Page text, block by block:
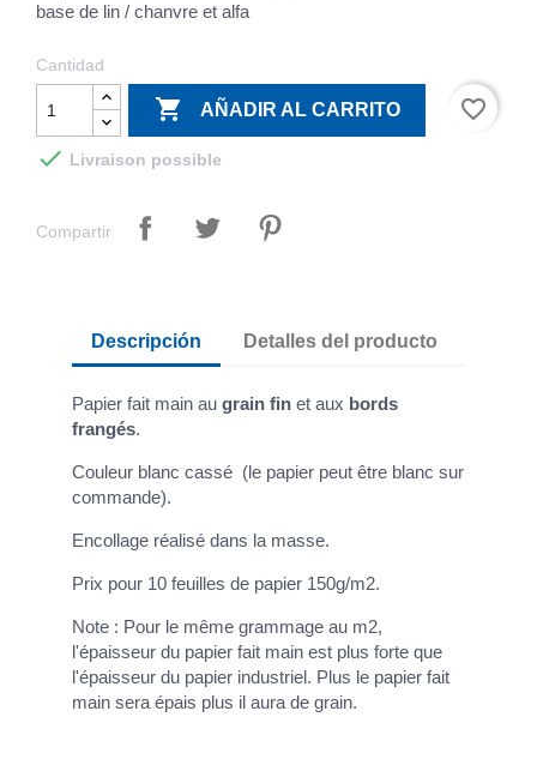
base de lin / chanvre et alfa
Cantidad
 AÑADIR AL CARRITO
favorite_border
 Livraison possible
Compartir
Descripción Detalles del producto
Papier fait main au grain fin et aux bords
frangés.
Couleur blanc cassé (le papier peut être blanc sur
commande).
Encollage réalisé dans la masse.
Prix pour 10 feuilles de papier 150g/m2.
Note : Pour le même grammage au m2,
l'épaisseur du papier fait main est plus forte que
l'épaisseur du papier industriel. Plus le papier fait
main sera épais plus il aura de grain.